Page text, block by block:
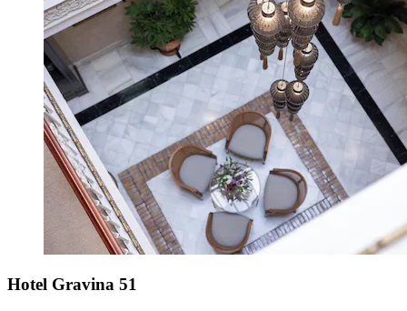
Hotel Gravina 51